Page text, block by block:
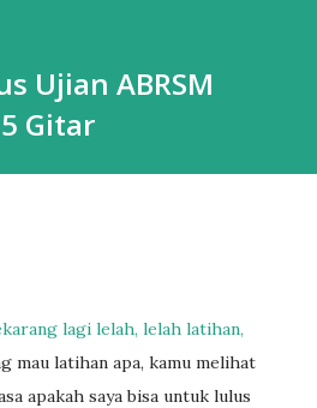
Ujian ABRSM
Gitar
lagi lelah, lelah latihan,
mau latihan apa, kamu melihat
apakah saya bisa untuk lulus